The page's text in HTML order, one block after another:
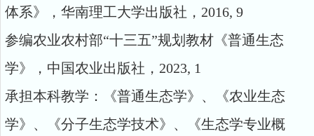
体系》，华南理工大学出版社， 2016, 9
参编农业农村部“十三五”规划教材《普通生态
学》，中国农业出版社， 2023, 1
承担本科教学：《普通生态学》、《农业生态
学》、《分子生态学技术》、《生态学专业概